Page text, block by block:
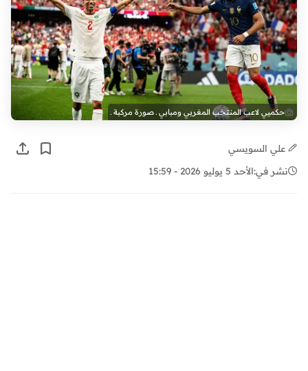
حكميي لاعب المنتخب المغربي ومبابي ـ صورة مركبة ـ
علي السويسي
نشر في:الأحد 5 يوليو 2026 - 15:59